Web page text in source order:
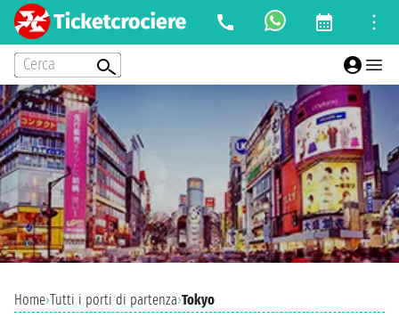
Cerca
Home›Tutti i porti di partenza›Tokyo